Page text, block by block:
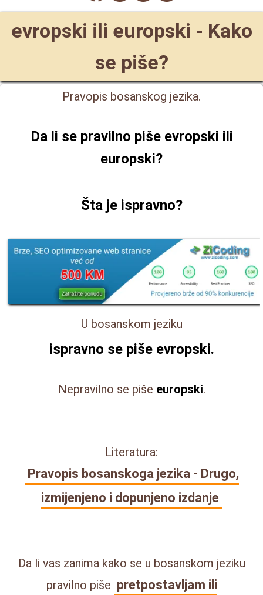
evropski ili europski - Kako
se piše?
Pravopis bosanskog jezika.
Da li se pravilno piše evropski ili
europski?
Šta je ispravno?
U bosanskom jeziku
ispravno se piše evropski.
Nepravilno se piše europski.
Literatura:
Pravopis bosanskoga jezika - Drugo,
izmijenjeno i dopunjeno izdanje
Da li vas zanima kako se u bosanskom jeziku
pravilno piše pretpostavljam ili